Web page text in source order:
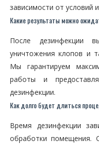
зависимости от условий
Какие результаты можно
После дезинфекции
уничтожения клопов и
Мы гарантируем
работы и
дезинфекции.
Как долго будет длиться
Время дезинфекции
обработки помещения.